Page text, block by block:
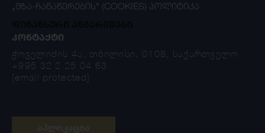
„ᲛᲖᲐ-ᲩᲐᲜᲐᲬᲔᲠᲔᲑᲘᲡ“ (COOKIES) ᲞᲝᲚᲘᲢᲘᲙᲐ
ᲙᲝᲜᲢᲐᲥᲢᲘ
ჭოველიძის 4ა, თბილისი, 0108, საქართველო
+995 32 2 25 04 63
[email protected]